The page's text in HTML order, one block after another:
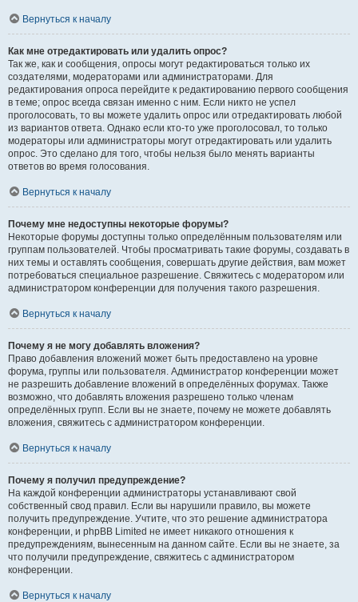
Вернуться к началу
Как мне отредактировать или удалить опрос?
Так же, как и сообщения, опросы могут редактироваться только их
создателями, модераторами или администраторами. Для
редактирования опроса перейдите к редактированию первого сообщения
в теме; опрос всегда связан именно с ним. Если никто не успел
проголосовать, то вы можете удалить опрос или отредактировать любой
из вариантов ответа. Однако если кто-то уже проголосовал, то только
модераторы или администраторы могут отредактировать или удалить
опрос. Это сделано для того, чтобы нельзя было менять варианты
ответов во время голосования.
Вернуться к началу
Почему мне недоступны некоторые форумы?
Некоторые форумы доступны только определённым пользователям или
группам пользователей. Чтобы просматривать такие форумы, создавать в
них темы и оставлять сообщения, совершать другие действия, вам может
потребоваться специальное разрешение. Свяжитесь с модератором или
администратором конференции для получения такого разрешения.
Вернуться к началу
Почему я не могу добавлять вложения?
Право добавления вложений может быть предоставлено на уровне
форума, группы или пользователя. Администратор конференции может
не разрешить добавление вложений в определённых форумах. Также
возможно, что добавлять вложения разрешено только членам
определённых групп. Если вы не знаете, почему не можете добавлять
вложения, свяжитесь с администратором конференции.
Вернуться к началу
Почему я получил предупреждение?
На каждой конференции администраторы устанавливают свой
собственный свод правил. Если вы нарушили правило, вы можете
получить предупреждение. Учтите, что это решение администратора
конференции, и phpBB Limited не имеет никакого отношения к
предупреждениям, вынесенным на данном сайте. Если вы не знаете, за
что получили предупреждение, свяжитесь с администратором
конференции.
Вернуться к началу